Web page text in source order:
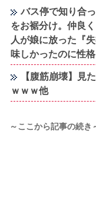
バス停で知り合
をお裾分け。仲良
人が娘に放った『
味しかったのに性
【腹筋崩壊】見
ｗｗｗ他
～ここから記事の続き